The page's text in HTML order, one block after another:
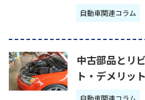
自動車関連コラム
中古部品とリ
ト・デメリッ
自動車関連コラム